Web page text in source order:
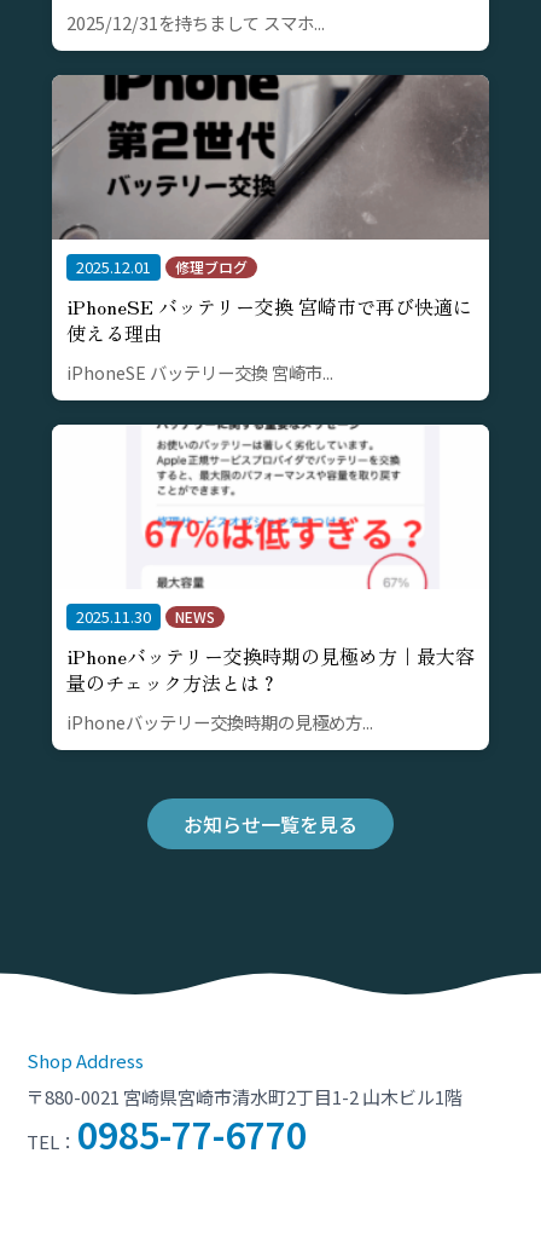
2025/12/31を持ちまして スマホ...
2025.12.01 修理ブログ
iPhoneSE バッテリー交換 宮崎市で再び快適に
使える理由
iPhoneSE バッテリー交換 宮崎市...
2025.11.30 NEWS
iPhoneバッテリー交換時期の見極め方｜最大容
量のチェック方法とは？
iPhoneバッテリー交換時期の見極め方...
お知らせ一覧を見る
Shop Address
〒880-0021 宮崎県宮崎市清水町2丁目1-2 山木ビル1階
TEL： 0985-77-6770